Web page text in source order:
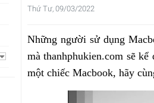
Thứ Tư, 09/03/2022
Những người sử dụng
mà thanhphukien.com sẽ
một chiếc Macbook, hãy